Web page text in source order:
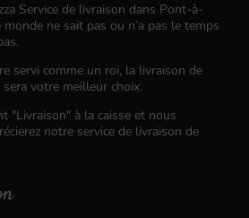
Service de livraison dans Pont-à-
ne sait pas ou n’a pas le temps
servi comme un roi, la livraison de
votre meilleur choix.
"Livraison" à la caisse et nous
notre service de livraison de